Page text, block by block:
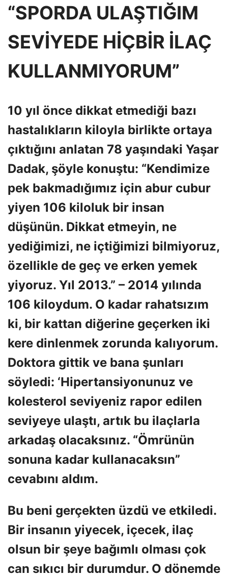
“SPORDA ULAŞTIĞIM
SEVİYEDE HİÇBİR İLAÇ
KULLANMIYORUM”
10 yıl önce dikkat etmediği bazı
hastalıkların kiloyla birlikte ortaya
çıktığını anlatan 78 yaşındaki Yaşar
Dadak, şöyle konuştu: “Kendimize
pek bakmadığımız için abur cubur
yiyen 106 kiloluk bir insan
düşünün. Dikkat etmeyin, ne
yediğimizi, ne içtiğimizi bilmiyoruz,
özellikle de geç ve erken yemek
yiyoruz. Yıl 2013.” – 2014 yılında
106 kiloydum. O kadar rahatsızım
ki, bir kattan diğerine geçerken iki
kere dinlenmek zorunda kalıyorum.
Doktora gittik ve bana şunları
söyledi: ‘Hipertansiyonunuz ve
kolesterol seviyeniz rapor edilen
seviyeye ulaştı, artık bu ilaçlarla
arkadaş olacaksınız. “Ömrünün
sonuna kadar kullanacaksın”
cevabını aldım.
Bu beni gerçekten üzdü ve etkiledi.
Bir insanın yiyecek, içecek, ilaç
olsun bir şeye bağımlı olması çok
can sıkıcı bir durumdur. O dönemde